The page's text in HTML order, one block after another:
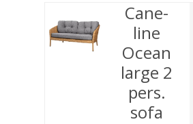
Cane-
line
Ocean
large 2
pers.
sofa